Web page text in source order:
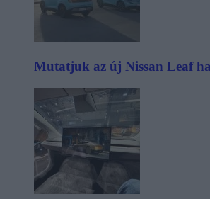
Mutatjuk az új Nissan Leaf